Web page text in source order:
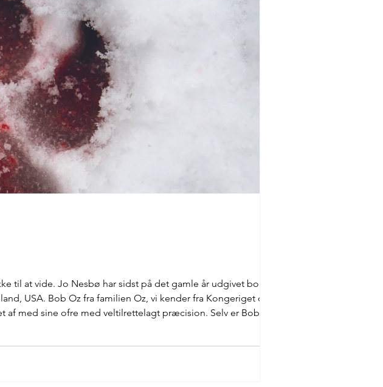
til at vide. Jo Nesbø har sidst på det gamle år udgivet bogen
USA. Bob Oz fra familien Oz, vi kender fra Kongeriget og
med sine ofre med veltilrettelagt præcision. Selv er Bob Oz på